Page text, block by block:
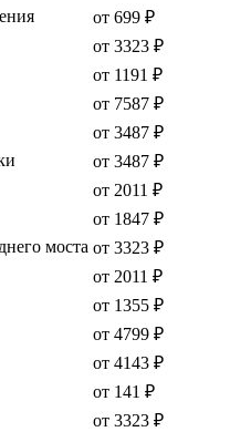
от 699 ₽
от 3323 ₽
от 1191 ₽
от 7587 ₽
от 3487 ₽
от 3487 ₽
от 2011 ₽
от 1847 ₽
моста от 3323 ₽
от 2011 ₽
от 1355 ₽
от 4799 ₽
от 4143 ₽
от 141 ₽
от 3323 ₽